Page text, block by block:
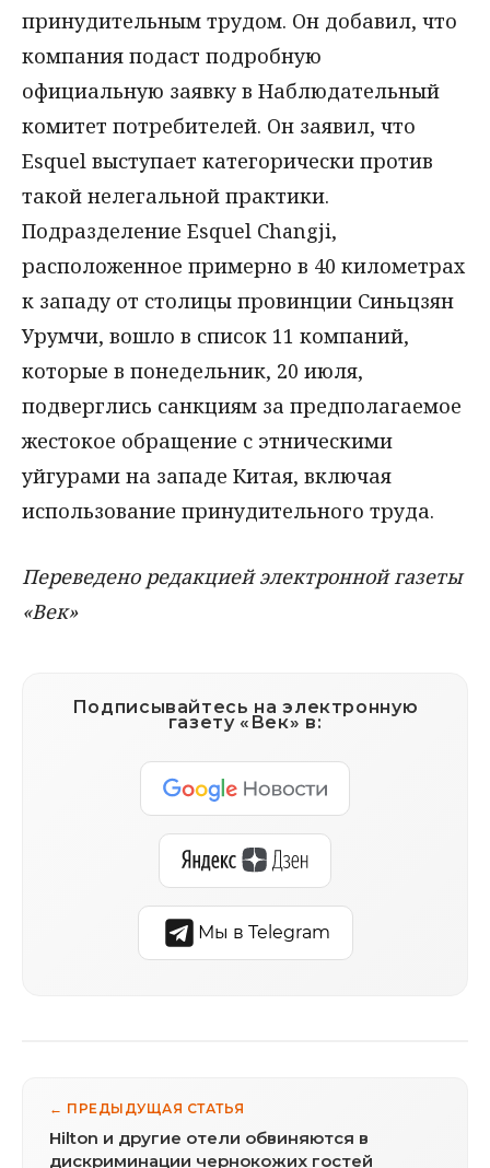
принудительным трудом. Он добавил, что
компания подаст подробную
официальную заявку в Наблюдательный
комитет потребителей. Он заявил, что
Esquel выступает категорически против
такой нелегальной практики.
Подразделение Esquel Changji,
расположенное примерно в 40 километрах
к западу от столицы провинции Синьцзян
Урумчи, вошло в список 11 компаний,
которые в понедельник, 20 июля,
подверглись санкциям за предполагаемое
жестокое обращение с этническими
уйгурами на западе Китая, включая
использование принудительного труда.
Переведено редакцией электронной газеты
«Век»
Подписывайтесь на электронную
газету «Век» в:
Мы в Telegram
← ПРЕДЫДУЩАЯ СТАТЬЯ
Hilton и другие отели обвиняются в
дискриминации чернокожих гостей